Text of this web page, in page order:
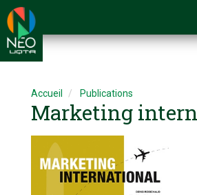
Accueil Publications
Marketing